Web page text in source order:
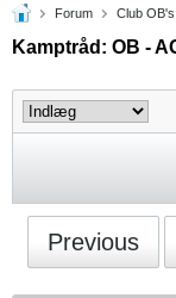
Forum Club
Kamptråd: OB -
Previous